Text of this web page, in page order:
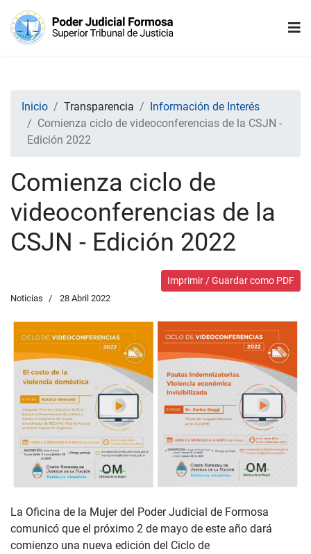
Inicio Transparencia
Información de Interés
Comienza ciclo de videoconferencias de la CSJN -
Edición 2022
Comienza ciclo de
videoconferencias de la
CSJN - Edición 2022
Imprimir / Guardar como PDF
Noticias 28 Abril 2022
La Oficina de la Mujer del Poder Judicial de Formosa
comunicó que el próximo 2 de mayo de este año dará
comienzo una nueva edición del Ciclo de